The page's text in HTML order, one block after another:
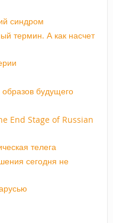
синдром
термин. А как насчет
будущего
End Stage of Russian
телега
сегодня не